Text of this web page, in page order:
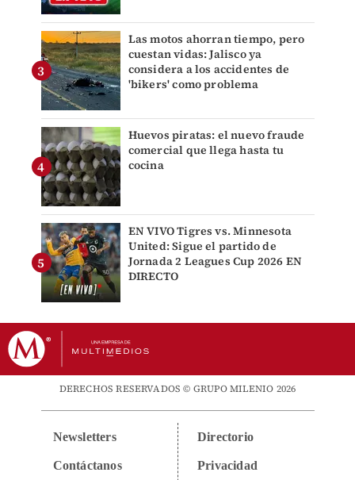
Las motos ahorran tiempo, pero
cuestan vidas: Jalisco ya
considera a los accidentes de
'bikers' como problema
Huevos piratas: el nuevo fraude
comercial que llega hasta tu
cocina
EN VIVO Tigres vs. Minnesota
United: Sigue el partido de
Jornada 2 Leagues Cup 2026 EN
DIRECTO
DERECHOS RESERVADOS © GRUPO MILENIO 2026
Newsletters
Contáctanos
Directorio
Privacidad